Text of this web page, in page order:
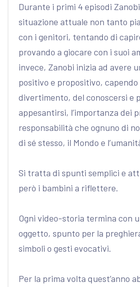
Durante i primi 4 episodi
situazione attuale non tanto
con i genitori, tentando di
provando a giocare con i suoi
invece, Zanobi inizia ad avere
positivo e propositivo, capendo
divertimento, del conoscersi e
appesantirsi, l’importanza dei
responsabilità che ognuno di
di sé stesso, il Mondo e
Si tratta di spunti semplici e
però i bambini a riflettere.
Ogni video-storia termina con
oggetto, spunto per la
simboli o gesti evocativi.
Per la prima volta quest’anno